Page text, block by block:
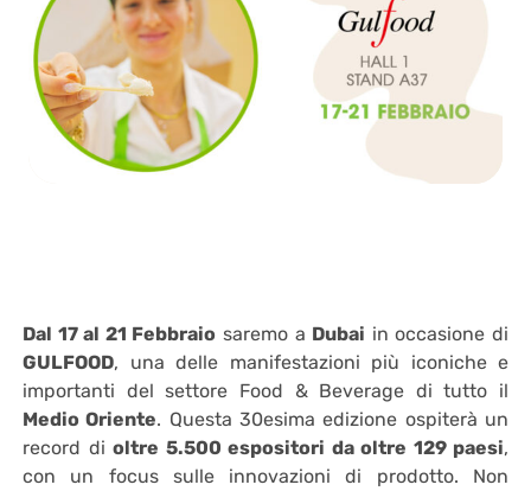
Dal 17 al 21 Febbraio saremo a Dubai in occasione di
GULFOOD, una delle manifestazioni più iconiche e
importanti del settore Food & Beverage di tutto il
Medio Oriente. Questa 30esima edizione ospiterà un
record di oltre 5.500 espositori da oltre 129 paesi,
con un focus sulle innovazioni di prodotto. Non